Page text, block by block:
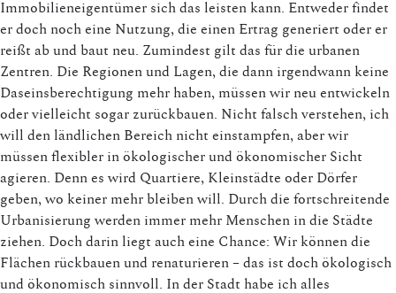
Immobilieneigentümer sich das leisten kann. Entweder findet
er doch noch eine Nutzung, die einen Ertrag generiert oder er
reißt ab und baut neu. Zumindest gilt das für die urbanen
Zentren. Die Regionen und Lagen, die dann irgendwann keine
Daseinsberechtigung mehr haben, müssen wir neu entwickeln
oder vielleicht sogar zurückbauen. Nicht falsch verstehen, ich
will den ländlichen Bereich nicht einstampfen, aber wir
müssen flexibler in ökologischer und ökonomischer Sicht
agieren. Denn es wird Quartiere, Kleinstädte oder Dörfer
geben, wo keiner mehr bleiben will. Durch die fortschreitende
Urbanisierung werden immer mehr Menschen in die Städte
ziehen. Doch darin liegt auch eine Chance: Wir können die
Flächen rückbauen und renaturieren – das ist doch ökologisch
und ökonomisch sinnvoll. In der Stadt habe ich alles